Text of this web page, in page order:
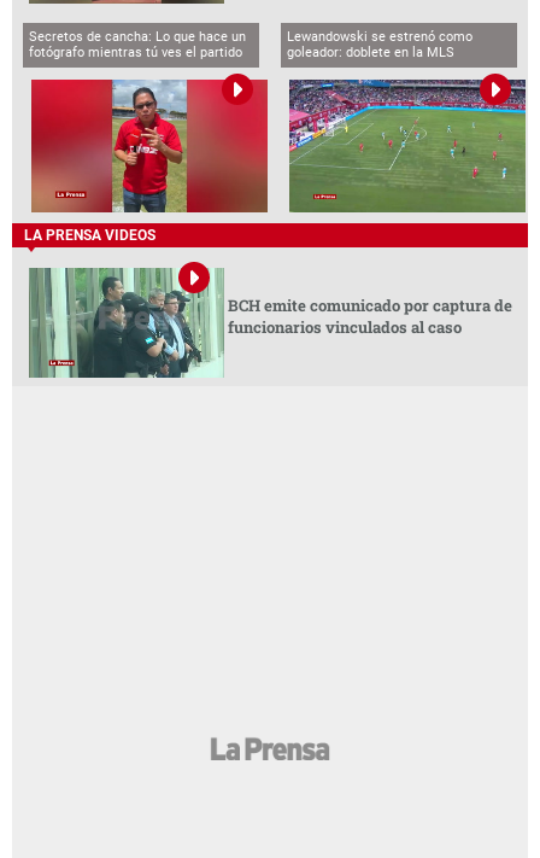
Secretos de cancha: Lo que hace un
fotógrafo mientras tú ves el partido
Lewandowski se estrenó como
goleador: doblete en la MLS
LA PRENSA VIDEOS
BCH emite comunicado por captura de
funcionarios vinculados al caso